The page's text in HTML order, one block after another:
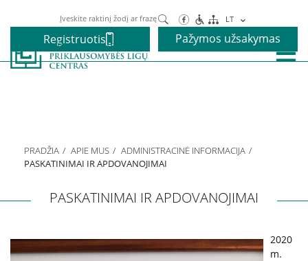
Paieška LT
Registruotis Pažymos užsakymas
Narkotikų priklausomybės gydymas
Nikotino priklausomybės gydymas
Elgesio priklausomybės gydymas
PRADŽIA APIE MUS
ADMINISTRACINĖ INFORMACIJA
PASKATINIMAI IR APDOVANOJIMAI
PASKATINIMAI IR APDOVANOJIMAI
2020
m.